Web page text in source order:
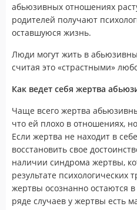
абьюзивных отношениях
родителей получают
оставшуюся жизнь.
Люди могут жить в
считая это «страстными»
Как ведет себя жертва
Чаще всего жертва
что ей плохо в отношениях,
Если жертва не находит в
восстановить свое
наличии синдрома жертвы,
результате психологических
жертвы осознанно остаются
ряде случаев у жертвы есть